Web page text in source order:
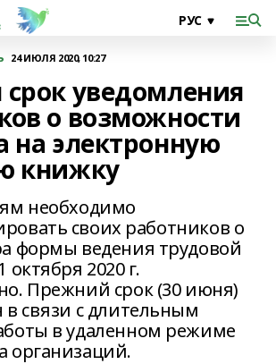
24 ИЮЛЯ 2020, 10:27
уведомления
о возможности
на электронную
книжку
необходимо
своих работников о
формы ведения трудовой
2020 г.
Прежний срок (30 июня)
связи с длительным
в удаленном режиме
организаций.